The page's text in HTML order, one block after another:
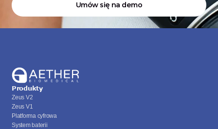
Umów się na demo
Produkty
Zeus V2
Zeus V1
Platforma cyfrowa
System baterii